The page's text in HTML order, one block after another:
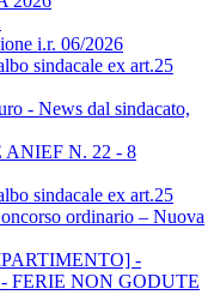
i.r. 06/2026
sindacale ex art.25
- News dal sindacato,
N. 22 - 8
sindacale ex art.25
ordinario – Nuova
-
FERIE NON GODUTE